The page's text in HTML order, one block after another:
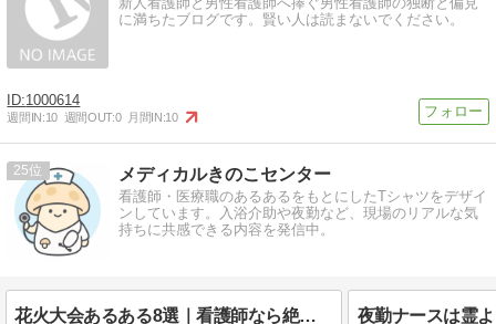
に満ちたブログです。賢い人は読まないでください。
1000614
週間IN:10 週間OUT:0 月間IN:10
25 メディカルきのこセンター
看護師・医療職のあるあるをもとにしたTシャツをデザイ
ンしています。入浴介助や夜勤など、現場のリアルな気
持ちに共感できる内容を発信中。
花火大会あるある8選｜看護師なら絶対共感？夏祭りの裏側